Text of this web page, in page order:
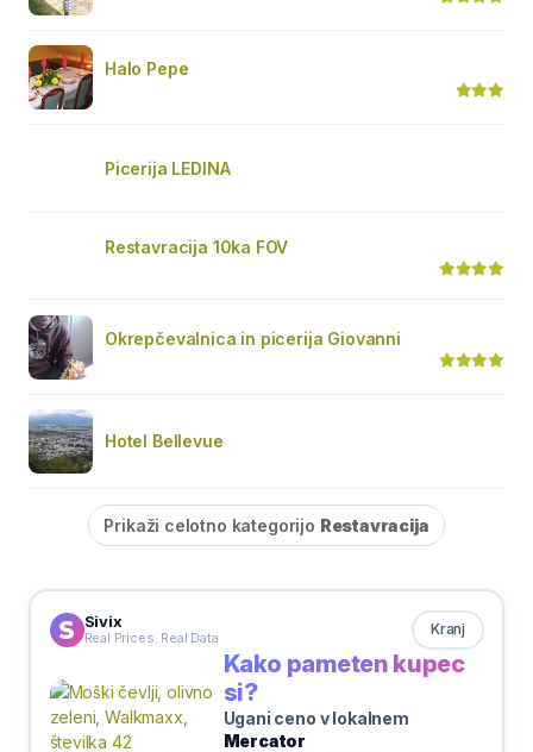
Halo Pepe
Picerija LEDINA
Restavracija 10ka FOV
Okrepčevalnica in picerija Giovanni
Hotel Bellevue
Prikaži celotno kategorijo Restavracija
Sivix
Real Prices. Real Data Kranj
Kako pameten kupec
si?
Ugani ceno v lokalnem
Mercator